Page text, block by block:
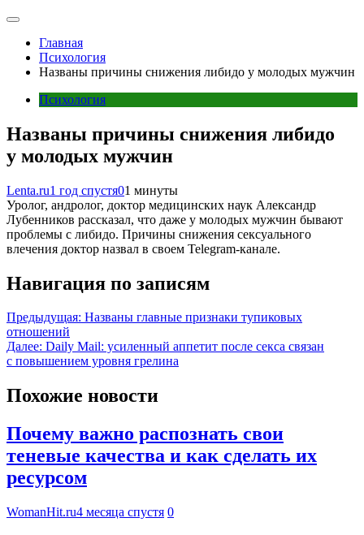
Главная
Психология
Названы причины снижения либидо у молодых мужчин
Психология
Названы причины снижения либидо
у молодых мужчин
Lenta.ru1 год спустя01 минуты
Уролог, андролог, доктор медицинских наук Александр
Лубенников рассказал, что даже у молодых мужчин бывают
проблемы с либидо. Причины снижения сексуального
влечения доктор назвал в своем Telegram-канале.
Навигация по записям
Предыдущая: Названы главные признаки тупиковых
отношений
Далее: Daily Mail: усиленный аппетит после секса связан
с повышением уровня грелина
Похожие новости
Почему важно распознать свои
теневые качества и как сделать их
ресурсом
WomanHit.ru4 месяца спустя 0